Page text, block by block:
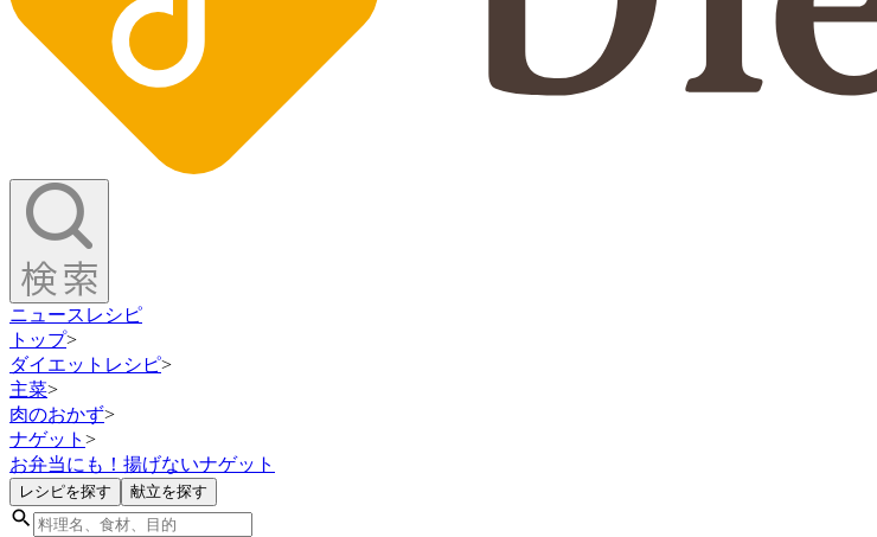
ニュース レシピ
トップ>
ダイエットレシピ>
主菜>
肉のおかず>
ナゲット >
お弁当にも！揚げないナゲット
レシピを探す 献立を探す